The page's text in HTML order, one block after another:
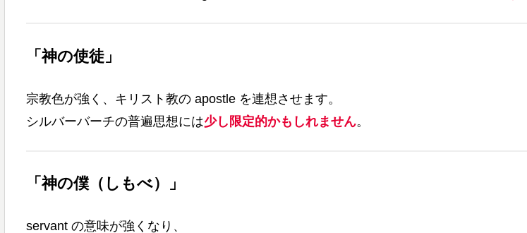
「神の使徒」
宗教色が強く、キリスト教の apostle を連想させます。
シルバーバーチの普遍思想には少し限定的かもしれません。
「神の僕（しもべ）」
servant の意味が強くなり、